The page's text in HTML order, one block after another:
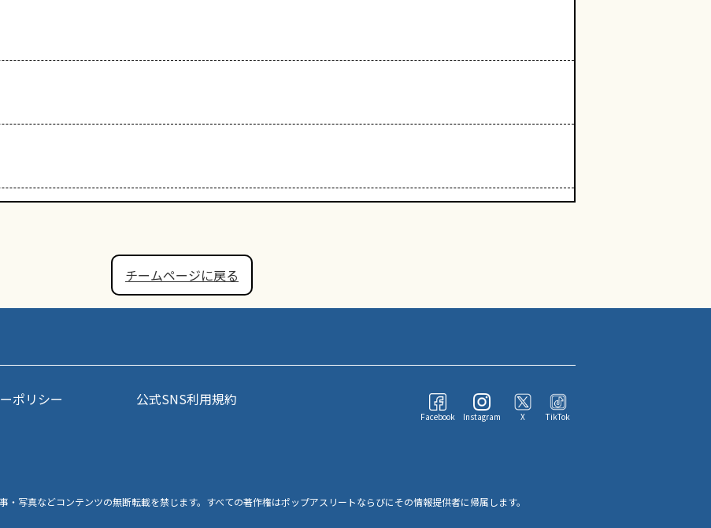
チームページに戻る
ポリシー
公式SNS利用規約
Facebook Instagram X TikTok
・写真などコンテンツの無断転載を禁じます。すべての著作権はポップアスリートならびにその情報提供者に帰属します。